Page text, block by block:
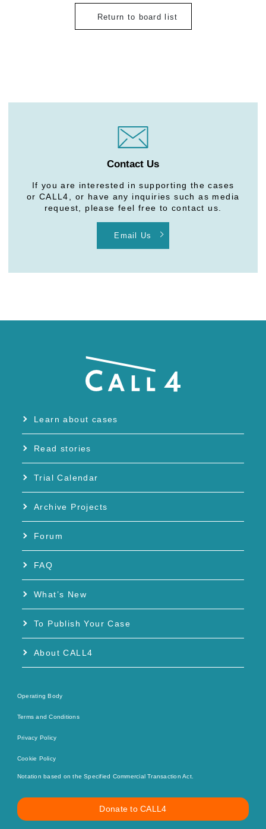
Return to board list
Contact Us
If you are interested in supporting the cases
or CALL4, or have any inquiries such as media
request, please feel free to contact us.
Email Us
Learn about cases
Read stories
Trial Calendar
Archive Projects
Forum
FAQ
What’s New
To Publish Your Case
About CALL4
Operating Body
Terms and Conditions
Privacy Policy
Cookie Policy
Notation based on the Specified Commercial Transaction Act.
Donate to CALL4